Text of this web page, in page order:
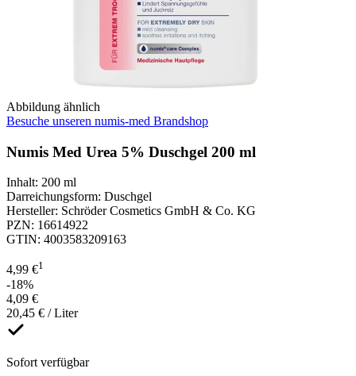
Abbildung ähnlich
Besuche unseren numis-med Brandshop
Numis Med Urea 5% Duschgel 200 ml
Inhalt: 200 ml
Darreichungsform: Duschgel
Hersteller: Schröder Cosmetics GmbH & Co. KG
PZN: 16614922
GTIN: 4003583209163
4,99 €1
-18%
4,09 €
20,45 € / Liter
Sofort verfügbar